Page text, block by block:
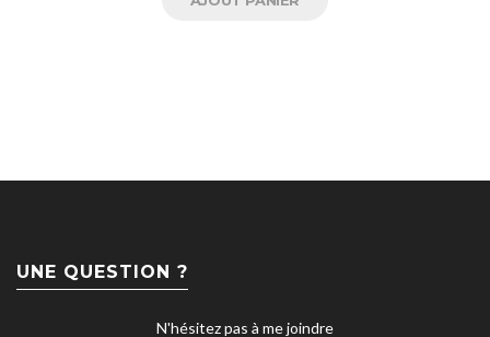
UNE QUESTION ?
N'hésitez pas à me joindre